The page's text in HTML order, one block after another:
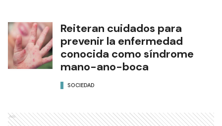
Reiteran cuidados para
prevenir la enfermedad
conocida como síndrome
mano-ano-boca
SOCIEDAD
Ads